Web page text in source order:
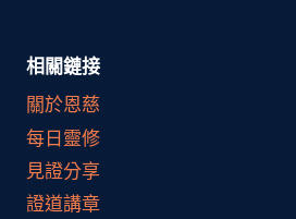
相關鏈接
關於恩慈
每日靈修
見證分享
證道講章